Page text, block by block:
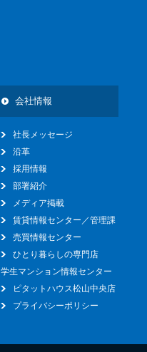
会社情報
社長メッセージ
沿革
採用情報
部署紹介
メディア掲載
賃貸情報センター／管理課
売買情報センター
ひとり暮らしの専門店
学生マンション情報センター
ピタットハウス松山中央店
プライバシーポリシー